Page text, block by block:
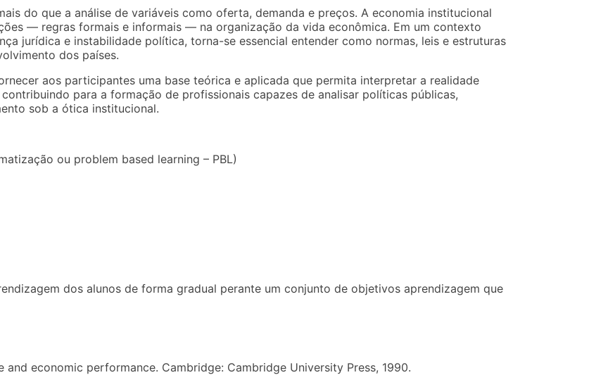
do que a análise de variáveis como oferta, demanda e preços. A economia institucional
— regras formais e informais — na organização da vida econômica. Em um contexto
jurídica e instabilidade política, torna-se essencial entender como normas, leis e estruturas
dos países.
aos participantes uma base teórica e aplicada que permita interpretar a realidade
para a formação de profissionais capazes de analisar políticas públicas,
sob a ótica institucional.
ou problem based learning – PBL)
dos alunos de forma gradual perante um conjunto de objetivos aprendizagem que
and economic performance. Cambridge: Cambridge University Press, 1990.